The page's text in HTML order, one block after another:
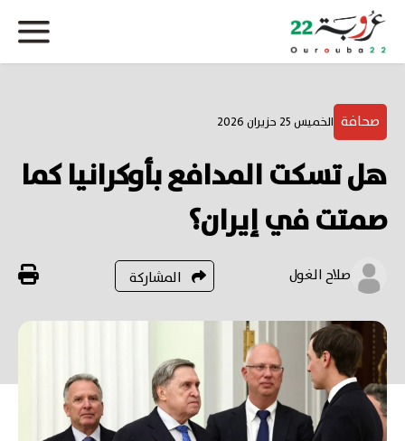
صحافة الخميس 25 حزيران 2026
هل تسكت المدافع بأوكرانيا كما
صمتت في إيران؟
صلاح الغول المشاركة